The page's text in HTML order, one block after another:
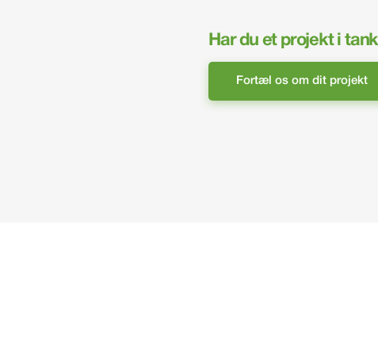
Har du et projekt i
Fortæl os om dit projekt